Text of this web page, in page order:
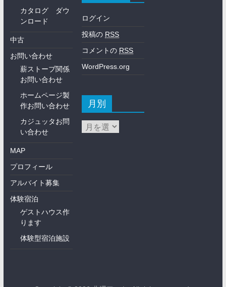
カタログ ダウ
ンロード
中古
お問い合わせ
薪ストーブ関係
お問い合わせ
ホームページ製
作お問い合わせ
カジュッタお問
い合わせ
MAP
プロフィール
アルバイト募集
体験宿泊
ゲストハウス作
ります
体験型宿泊施設
ログイン
投稿の RSS
コメントの RSS
WordPress.org
月別